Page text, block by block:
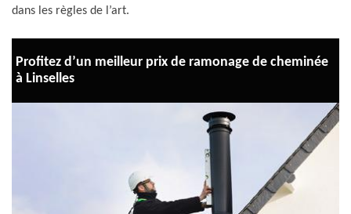
dans les règles de l’art.
Profitez d’un meilleur prix de ramonage de cheminée
à Linselles